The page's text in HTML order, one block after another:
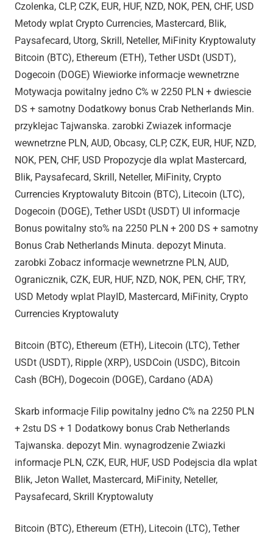
Czolenka, CLP, CZK, EUR, HUF, NZD, NOK, PEN, CHF, USD
Metody wplat Crypto Currencies, Mastercard, Blik,
Paysafecard, Utorg, Skrill, Neteller, MiFinity Kryptowaluty
Bitcoin (BTC), Ethereum (ETH), Tether USDt (USDT),
Dogecoin (DOGE) Wiewiorke informacje wewnetrzne
Motywacja powitalny jedno C% w 2250 PLN + dwiescie
DS + samotny Dodatkowy bonus Crab Netherlands Min.
przyklejac Tajwanska. zarobki Zwiazek informacje
wewnetrzne PLN, AUD, Obcasy, CLP, CZK, EUR, HUF, NZD,
NOK, PEN, CHF, USD Propozycje dla wplat Mastercard,
Blik, Paysafecard, Skrill, Neteller, MiFinity, Crypto
Currencies Kryptowaluty Bitcoin (BTC), Litecoin (LTC),
Dogecoin (DOGE), Tether USDt (USDT) Ul informacje
Bonus powitalny sto% na 2250 PLN + 200 DS + samotny
Bonus Crab Netherlands Minuta. depozyt Minuta.
zarobki Zobacz informacje wewnetrzne PLN, AUD,
Ogranicznik, CZK, EUR, HUF, NZD, NOK, PEN, CHF, TRY,
USD Metody wplat PlayID, Mastercard, MiFinity, Crypto
Currencies Kryptowaluty
Bitcoin (BTC), Ethereum (ETH), Litecoin (LTC), Tether
USDt (USDT), Ripple (XRP), USDCoin (USDC), Bitcoin
Cash (BCH), Dogecoin (DOGE), Cardano (ADA)
Skarb informacje Filip powitalny jedno C% na 2250 PLN
+ 2stu DS + 1 Dodatkowy bonus Crab Netherlands
Tajwanska. depozyt Min. wynagrodzenie Zwiazki
informacje PLN, CZK, EUR, HUF, USD Podejscia dla wplat
Blik, Jeton Wallet, Mastercard, MiFinity, Neteller,
Paysafecard, Skrill Kryptowaluty
Bitcoin (BTC), Ethereum (ETH), Litecoin (LTC), Tether